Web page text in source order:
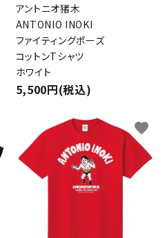
アントニオ猪木
ANTONIO INOKI
ファイティングポーズ
コットンTシャツ
ホワイト
5,500円(税込)
favorite